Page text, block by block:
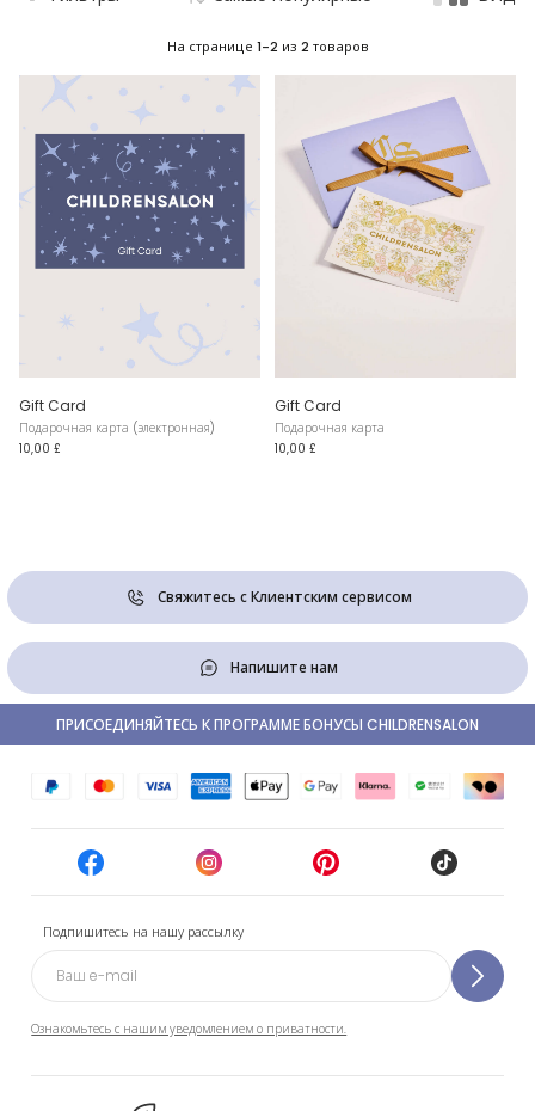
На странице 1-2 из 2 товаров
Gift Card
Подарочная карта (электронная)
10,00 £
Gift Card
Подарочная карта
10,00 £
Свяжитесь с Клиентским сервисом
Напишите нам
Подпишитесь на нашу рассылку
Ознакомьтесь с нашим уведомлением о приватности.
ПРИСОЕДИНЯЙТЕСЬ К ПРОГРАММЕ БОНУСЫ CHILDRENSALON